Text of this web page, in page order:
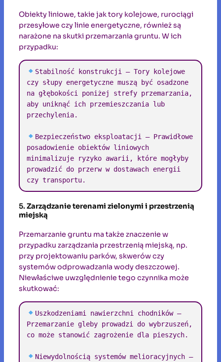
Obiekty liniowe, takie jak tory kolejowe, rurociągi
przesyłowe czy linie energetyczne, również są
narażone na skutki przemarzania gruntu. W ich
przypadku:
Stabilność konstrukcji – Tory kolejowe
czy słupy energetyczne muszą być osadzone
na głębokości poniżej strefy przemarzania,
aby uniknąć ich przemieszczania lub
przechylenia.
Bezpieczeństwo eksploatacji – Prawidłowe
posadowienie obiektów liniowych
minimalizuje ryzyko awarii, które mogłyby
prowadzić do przerw w dostawach energii
czy transportu.
5.Zarządzanie terenami zielonymi i przestrzenią
miejską
Przemarzanie gruntu ma także znaczenie w
przypadku zarządzania przestrzenią miejską, np.
przy projektowaniu parków, skwerów czy
systemów odprowadzania wody deszczowej.
Niewłaściwe uwzględnienie tego czynnika może
skutkować:
Uszkodzeniami nawierzchni chodników –
Przemarzanie gleby prowadzi do wybrzuszeń,
co może stanowić zagrożenie dla pieszych.
Niewydolnością systemów melioracyjnych –